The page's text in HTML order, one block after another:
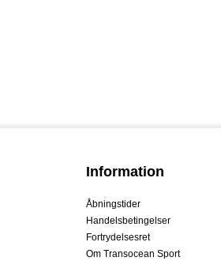
Information
Åbningstider
Handelsbetingelser
Fortrydelsesret
Om Transocean Sport